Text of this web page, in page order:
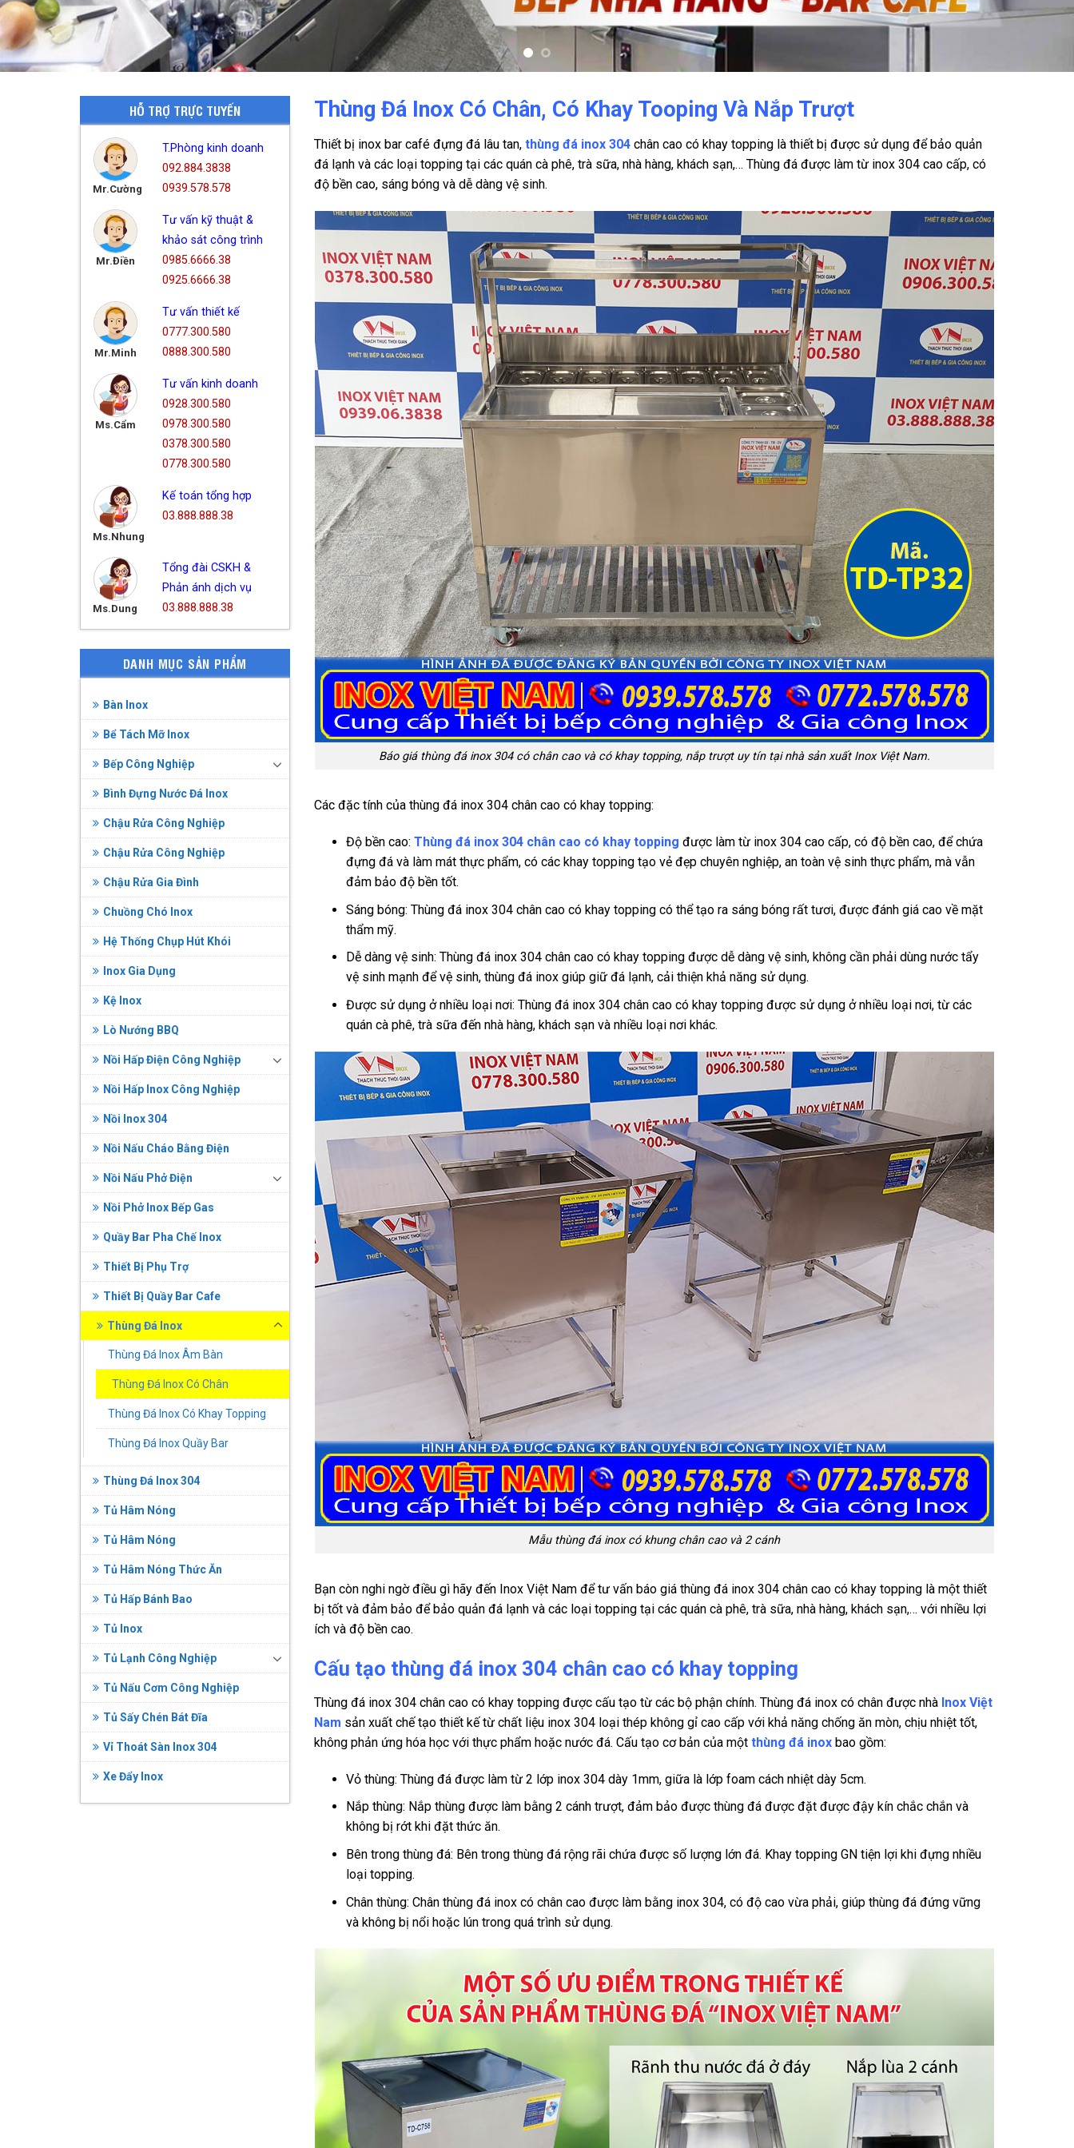
HỖ TRỢ TRỰC TUYẾN
Mr.Cường
T.Phòng kinh doanh
092.884.3838
0939.578.578
Mr.Điền
Tư vấn kỹ thuật &
khảo sát công trình
0985.6666.38
0925.6666.38
Mr.Minh
Tư vấn thiết kế
0777.300.580
0888.300.580
Ms.Cẩm
Tư vấn kinh doanh
0928.300.580
0978.300.580
0378.300.580
0778.300.580
Ms.Nhung
Kế toán tổng hợp
03.888.888.38
Ms.Dung
Tổng đài CSKH &
Phản ánh dịch vụ
03.888.888.38
DANH MỤC SẢN PHẨM
Bàn Inox
Bể Tách Mỡ Inox
Bếp Công Nghiệp
Bình Đựng Nước Đá Inox
Chậu Rửa Công Nghiệp
Chậu Rửa Công Nghiệp
Chậu Rửa Gia Đình
Chuồng Chó Inox
Hệ Thống Chụp Hút Khói
Inox Gia Dụng
Kệ Inox
Lò Nướng BBQ
Nồi Hấp Điện Công Nghiệp
Nồi Hấp Inox Công Nghiệp
Nồi Inox 304
Nồi Nấu Cháo Bằng Điện
Nồi Nấu Phở Điện
Nồi Phở Inox Bếp Gas
Quầy Bar Pha Chế Inox
Thiết Bị Phụ Trợ
Thiết Bị Quầy Bar Cafe
Thùng Đá Inox
Thùng Đá Inox Âm Bàn
Thùng Đá Inox Có Chân
Thùng Đá Inox Có Khay Topping
Thùng Đá Inox Quầy Bar
Thùng Đá Inox 304
Tủ Hâm Nóng
Tủ Hâm Nóng
Tủ Hâm Nóng Thức Ăn
Tủ Hấp Bánh Bao
Tủ Inox
Tủ Lạnh Công Nghiệp
Tủ Nấu Cơm Công Nghiệp
Tủ Sấy Chén Bát Đĩa
Vỉ Thoát Sàn Inox 304
Xe Đẩy Inox
Thùng Đá Inox Có Chân, Có Khay Tooping Và Nắp Trượt
Thiết bị inox bar café đựng đá lâu tan,thùng đá inox 304 chân cao có khay topping là thiết bị được sử dụng để bảo quản
đá lạnh và các loại topping tại các quán cà phê, trà sữa, nhà hàng, khách sạn,… Thùng đá được làm từ inox 304 cao cấp, có
độ bền cao, sáng bóng và dễ dàng vệ sinh.
Báo giá thùng đá inox 304 có chân cao và có khay topping, nắp trượt uy tín tại nhà sản xuất Inox Việt Nam.
Các đặc tính của thùng đá inox 304 chân cao có khay topping:
Độ bền cao:Thùng đá inox 304 chân cao có khay topping được làm từ inox 304 cao cấp, có độ bền cao, để chứa
đựng đá và làm mát thực phẩm, có các khay topping tạo vẻ đẹp chuyên nghiệp, an toàn vệ sinh thực phẩm, mà vẫn
đảm bảo độ bền tốt.
Sáng bóng: Thùng đá inox 304 chân cao có khay topping có thể tạo ra sáng bóng rất tươi, được đánh giá cao về mặt
thẩm mỹ.
Dễ dàng vệ sinh: Thùng đá inox 304 chân cao có khay topping được dễ dàng vệ sinh, không cần phải dùng nước tẩy
vệ sinh mạnh để vệ sinh, thùng đá inox giúp giữ đá lạnh, cải thiện khả năng sử dụng.
Được sử dụng ở nhiều loại nơi: Thùng đá inox 304 chân cao có khay topping được sử dụng ở nhiều loại nơi, từ các
quán cà phê, trà sữa đến nhà hàng, khách sạn và nhiều loại nơi khác.
Mẫu thùng đá inox có khung chân cao và 2 cánh
Bạn còn nghi ngờ điều gì hãy đến Inox Việt Nam để tư vấn báo giá thùng đá inox 304 chân cao có khay topping là một thiết
bị tốt và đảm bảo để bảo quản đá lạnh và các loại topping tại các quán cà phê, trà sữa, nhà hàng, khách sạn,… với nhiều lợi
ích và độ bền cao.
Cấu tạo thùng đá inox 304 chân cao có khay topping
Thùng đá inox 304 chân cao có khay topping được cấu tạo từ các bộ phận chính. Thùng đá inox có chân được nhà Inox Việt
Nam sản xuất chế tạo thiết kế từ chất liệu inox 304 loại thép không gỉ cao cấp với khả năng chống ăn mòn, chịu nhiệt tốt,
không phản ứng hóa học với thực phẩm hoặc nước đá. Cấu tạo cơ bản của mộtthùng đá inox bao gồm:
Vỏ thùng: Thùng đá được làm từ 2 lớp inox 304 dày 1mm, giữa là lớp foam cách nhiệt dày 5cm.
Nắp thùng: Nắp thùng được làm bằng 2 cánh trượt, đảm bảo được thùng đá được đặt được đậy kín chắc chắn và
không bị rớt khi đặt thức ăn.
Bên trong thùng đá: Bên trong thùng đá rộng rãi chứa được số lượng lớn đá. Khay topping GN tiện lợi khi đựng nhiều
loại topping.
Chân thùng: Chân thùng đá inox có chân cao được làm bằng inox 304, có độ cao vừa phải, giúp thùng đá đứng vững
và không bị nổi hoặc lún trong quá trình sử dụng.